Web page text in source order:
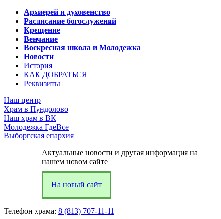
Архиерей и духовенство
Расписание богослужений
Крещение
Венчание
Воскресная школа и Молодежка
Новости
История
КАК ДОБРАТЬСЯ
Реквизиты
Наш центр
Храм в Пундолово
Наш храм в ВК
Молодежка ГдеВсе
Выборгская епархия
Актуальные новости и другая информация на
нашем новом сайте
На новый сайт
Телефон храма: 8 (813) 707-11-11